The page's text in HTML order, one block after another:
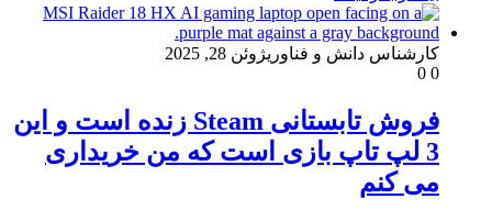
کارشناس دانش و فناوریژوئن 28, 2025
0
فروش تابستانی Steam زنده است و این
3 لپ تاپ بازی است که من خریداری
می کنم